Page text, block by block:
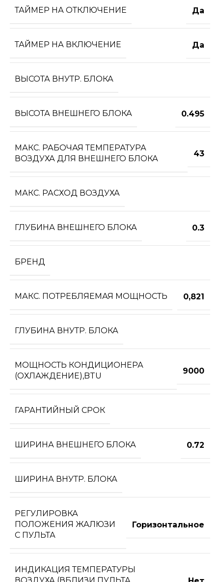
ТАЙМЕР НА ОТКЛЮЧЕНИЕ Да
ТАЙМЕР НА ВКЛЮЧЕНИЕ Да
ВЫСОТА ВНУТР. БЛОКА
ВЫСОТА ВНЕШНЕГО БЛОКА 0.495
МАКС. РАБОЧАЯ ТЕМПЕРАТУРА
ВОЗДУХА ДЛЯ ВНЕШНЕГО БЛОКА
43
МАКС. РАСХОД ВОЗДУХА
ГЛУБИНА ВНЕШНЕГО БЛОКА 0.3
БРЕНД
МАКС. ПОТРЕБЛЯЕМАЯ МОЩНОСТЬ 0,821
ГЛУБИНА ВНУТР. БЛОКА
МОЩНОСТЬ КОНДИЦИОНЕРА
(ОХЛАЖДЕНИЕ),BTU
9000
ГАРАНТИЙНЫЙ СРОК
ШИРИНА ВНЕШНЕГО БЛОКА 0.72
ШИРИНА ВНУТР. БЛОКА
РЕГУЛИРОВКА
ПОЛОЖЕНИЯ ЖАЛЮЗИ
С ПУЛЬТА
Горизонтальное
ИНДИКАЦИЯ ТЕМПЕРАТУРЫ